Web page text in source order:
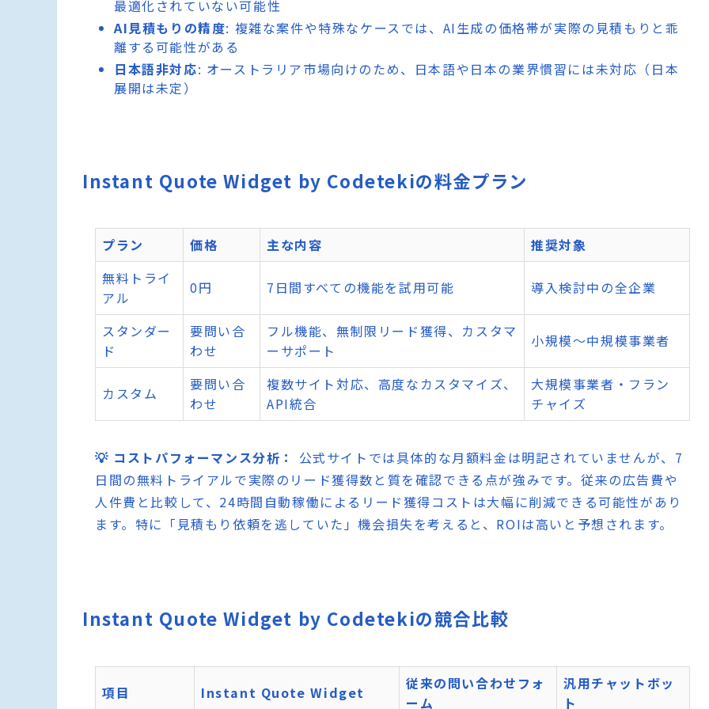
最適化されていない可能性
AI見積もりの精度: 複雑な案件や特殊なケースでは、AI生成の価格帯が実際の見積もりと乖
離する可能性がある
日本語非対応: オーストラリア市場向けのため、日本語や日本の業界慣習には未対応（日本
展開は未定）
Instant Quote Widget by Codetekiの料金プラン
プラン 価格 主な内容
推奨対象
無料トライ
アル
0円 7日間すべての機能を試用可能 導入検討中の全企業
スタンダー
ド
要問い合
わせ
フル機能、無制限リード獲得、カスタマ
ーサポート
小規模〜中規模事業者
カスタム
要問い合
わせ
複数サイト対応、高度なカスタマイズ、
API統合
大規模事業者・フラン
チャイズ
💡 コストパフォーマンス分析：
公式サイトでは具体的な月額料金は明記されていませんが、7
日間の無料トライアルで実際のリード獲得数と質を確認できる点が強みです。従来の広告費や
人件費と比較して、24時間自動稼働によるリード獲得コストは大幅に削減できる可能性があり
ます。特に「見積もり依頼を逃していた」機会損失を考えると、ROIは高いと予想されます。
Instant Quote Widget by Codetekiの競合比較
項目 Instant Quote Widget
従来の問い合わせフォ
ーム
汎用チャットボッ
ト